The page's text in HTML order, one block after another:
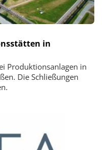
in
Produktionsanlagen in
Die Schließungen